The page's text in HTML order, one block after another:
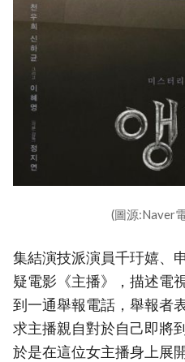
(圖源:Naver
集結演技派演員千玗嬉、
疑電影《主播》，描述電
到一通舉報電話，舉報者
求主播親自對於自己即將
於是在這位女主播身上展